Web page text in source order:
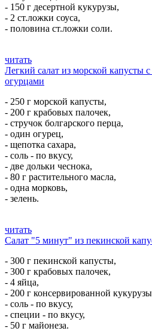
- 150 г десертной кукурузы,
- 2 ст.ложки соуса,
- половина ст.ложки соли.
читать
Легкий салат из морской капусты
огурцами
- 250 г морской капусты,
- 200 г крабовых палочек,
- стручок болгарского перца,
- один огурец,
- щепотка сахара,
- соль - по вкусу,
- две дольки чеснока,
- 80 г растительного масла,
- одна морковь,
- зелень.
читать
Салат "5 минут" из пекинской
- 300 г пекинской капусты,
- 300 г крабовых палочек,
- 4 яйца,
- 200 г консервированной
- соль - по вкусу,
- специи - по вкусу,
- 50 г майонеза.